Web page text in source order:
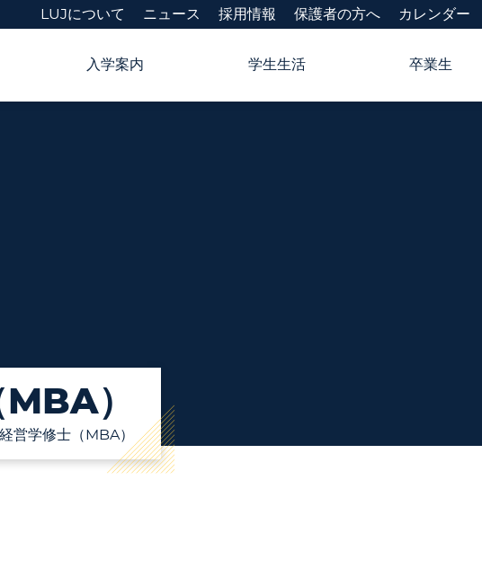
LUJについて ニュース 採用情報 保護者の方へ カレンダー
入学案内 学生生活 卒業生
）
営学修士（MBA）